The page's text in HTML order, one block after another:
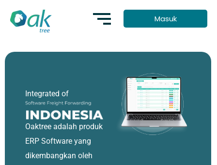
Masuk
Integrated of
Oaktree adalah produk
ERP Software yang
dikembangkan oleh